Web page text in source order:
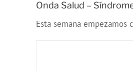
Onda Salud –
Esta semana